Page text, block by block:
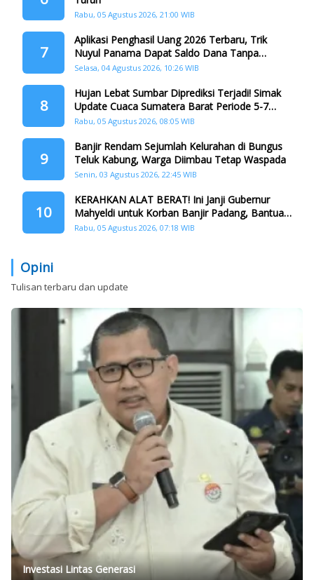
Rabu, 05 Agustus 2026, 21:00 WIB
7
Aplikasi Penghasil Uang 2026 Terbaru, Trik
Nuyul Panama Dapat Saldo Dana Tanpa
Teman
Selasa, 04 Agustus 2026, 10:26 WIB
8
Hujan Lebat Sumbar Diprediksi Terjadi! Simak
Update Cuaca Sumatera Barat Periode 5-7
Agustus 2026
Rabu, 05 Agustus 2026, 08:05 WIB
9
Banjir Rendam Sejumlah Kelurahan di Bungus
Teluk Kabung, Warga Diimbau Tetap Waspada
Senin, 03 Agustus 2026, 22:45 WIB
10
KERAHKAN ALAT BERAT! Ini Janji Gubernur
Mahyeldi untuk Korban Banjir Padang, Bantuan
Logistik Diberikan
Rabu, 05 Agustus 2026, 07:18 WIB
Opini
Tulisan terbaru dan update
Investasi Lintas Generasi